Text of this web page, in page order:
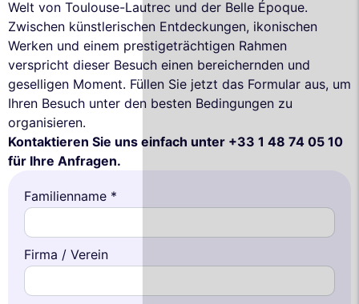
Welt von Toulouse-Lautrec und der Belle Époque.
Zwischen künstlerischen Entdeckungen, ikonischen
Werken und einem prestigeträchtigen Rahmen
verspricht dieser Besuch einen bereichernden und
geselligen Moment. Füllen Sie jetzt das Formular aus, um
Ihren Besuch unter den besten Bedingungen zu
organisieren.
Kontaktieren Sie uns einfach unter +33 1 48 74 05 10
für Ihre Anfragen.
Familienname *
Firma / Verein